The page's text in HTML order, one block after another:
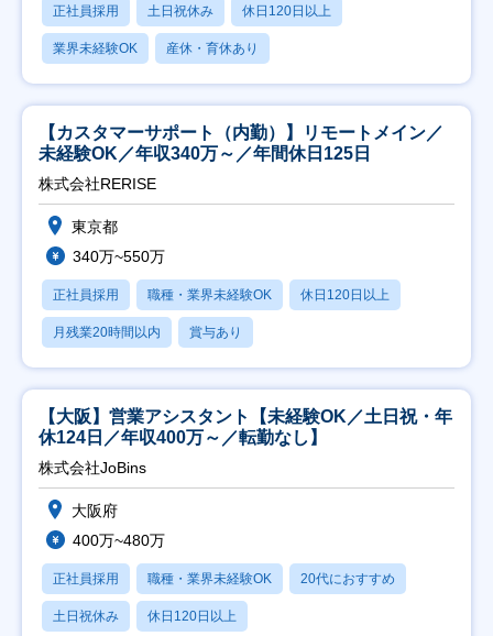
正社員採用 土日祝休み 休日120日以上
業界未経験OK 産休・育休あり
【カスタマーサポート（内勤）】リモートメイン／
未経験OK／年収340万～／年間休日125日
株式会社RERISE
東京都
340万~550万
正社員採用 職種・業界未経験OK 休日120日以上
月残業20時間以内 賞与あり
【大阪】営業アシスタント【未経験OK／土日祝・年
休124日／年収400万～／転勤なし】
株式会社JoBins
大阪府
400万~480万
正社員採用 職種・業界未経験OK 20代におすすめ
土日祝休み 休日120日以上